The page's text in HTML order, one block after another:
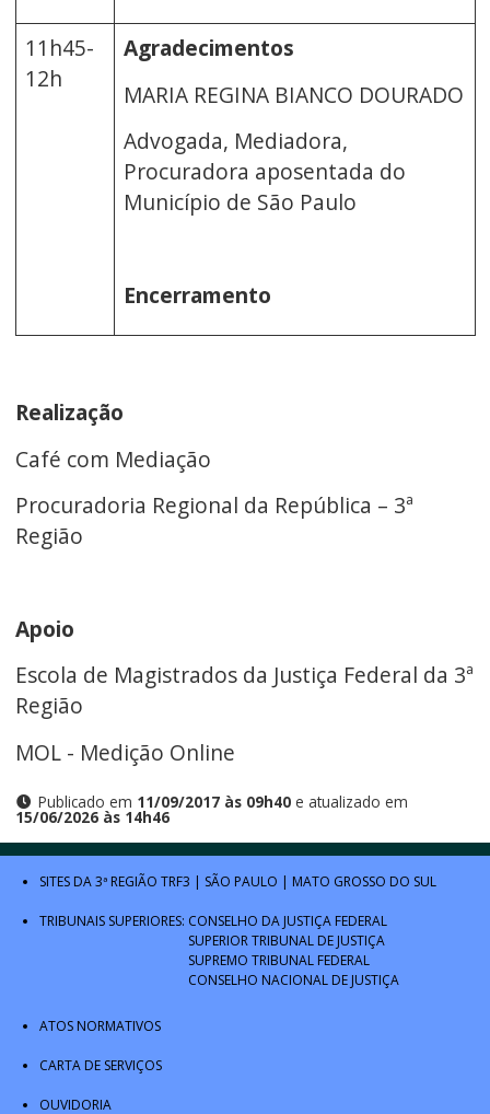
11h45-
12h
Agradecimentos
MARIA REGINA BIANCO DOURADO
Advogada, Mediadora,
Procuradora aposentada do
Município de São Paulo
Encerramento
Realização
Café com Mediação
Procuradoria Regional da República – 3ª
Região
Apoio
Escola de Magistrados da Justiça Federal da 3ª
Região
MOL - Medição Online
Publicado em 11/09/2017 às 09h40e atualizado em
15/06/2026 às 14h46
SITES DA 3ª REGIÃO TRF3 | SÃO PAULO | MATO GROSSO DO SUL
TRIBUNAIS SUPERIORES: CONSELHO DA JUSTIÇA FEDERAL
SUPERIOR TRIBUNAL DE JUSTIÇA
SUPREMO TRIBUNAL FEDERAL
CONSELHO NACIONAL DE JUSTIÇA
ATOS NORMATIVOS
CARTA DE SERVIÇOS
OUVIDORIA